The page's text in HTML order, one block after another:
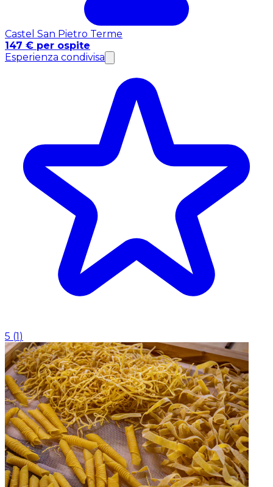
Castel San Pietro Terme
147 € per ospite
Esperienza condivisa
5 (1 )